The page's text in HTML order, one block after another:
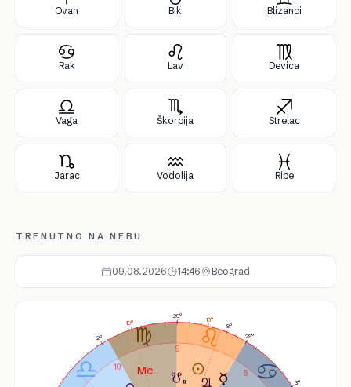
Ovan Bik Blizanci
Rak Lav Devica
Vaga Škorpija Strelac
Jarac Vodolija Ribe
TRENUTNO NA NEBU
09.08.2026 14:46 Beograd
8
9
10
16°
3°
29°
2°
8°
19°
29°